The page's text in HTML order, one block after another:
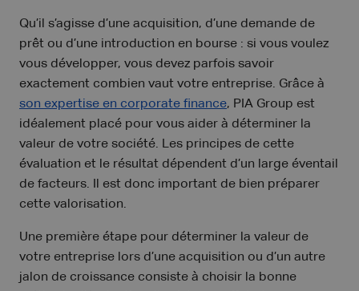
Qu’il s’agisse d’une acquisition, d’une demande de
prêt ou d’une introduction en bourse : si vous voulez
vous développer, vous devez parfois savoir
exactement combien vaut votre entreprise. Grâce à
son expertise en corporate finance, PIA Group est
idéalement placé pour vous aider à déterminer la
valeur de votre société. Les principes de cette
évaluation et le résultat dépendent d’un large éventail
de facteurs. Il est donc important de bien préparer
cette valorisation.
Une première étape pour déterminer la valeur de
votre entreprise lors d’une acquisition ou d’un autre
jalon de croissance consiste à choisir la bonne